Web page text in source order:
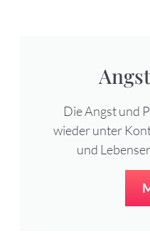
Die Angst und
wieder unter
und